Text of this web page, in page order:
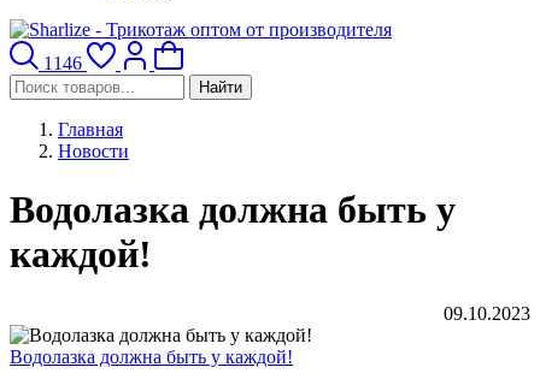
1146
Найти
Главная
Новости
Водолазка должна быть у
каждой!
09.10.2023
Водолазка должна быть у каждой!